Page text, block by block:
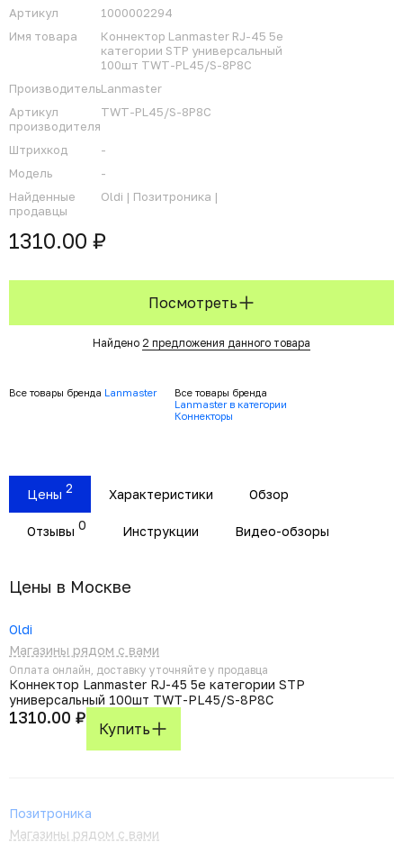
Артикул
1000002294
Имя товара
Коннектор Lanmaster RJ-45 5e
категории STP универсальный
100шт TWT-PL45/S-8P8C
ПроизводительLanmaster
Артикул
производителя
TWT-PL45/S-8P8C
Штрихкод
-
Модель
-
Найденные
продавцы
Oldi | Позитроника |
1310.00 ₽
Посмотреть
Найдено 2 предложения данного товара
Все товары бренда Lanmaster
Все товары бренда
Lanmaster в категории
Коннекторы
Цены 2 Характеристики Обзор
Отзывы 0 Инструкции Видео-обзоры
Цены в Москвe
Oldi
Магазины рядом с вами
Оплата онлайн, доставку уточняйте у продавца
Коннектор Lanmaster RJ-45 5e категории STP
универсальный 100шт TWT-PL45/S-8P8C
1310.00 ₽
Купить
Позитроника
Магазины рядом с вами